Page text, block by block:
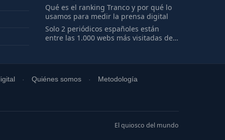
Qué es el ranking Tranco y por qué lo
usamos para medir la prensa digital
Solo 2 periódicos españoles están
entre las 1.000 webs más visitadas del
Quiénes somos Metodología
El quiosco del mundo